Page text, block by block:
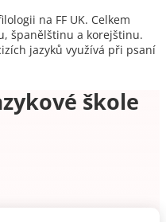
na FF UK. Celkem
španělštinu a korejštinu.
jazyků využívá při psaní
škole